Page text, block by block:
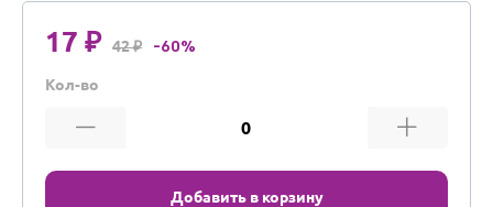
17 ₽ 42 ₽ -60%
Кол-во
Добавить в корзину